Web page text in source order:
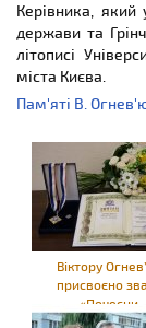
Керівника, який
держави та
літописі
міста Києва.
Пам'яті В.
Віктору
присвоєно
«Почесни...